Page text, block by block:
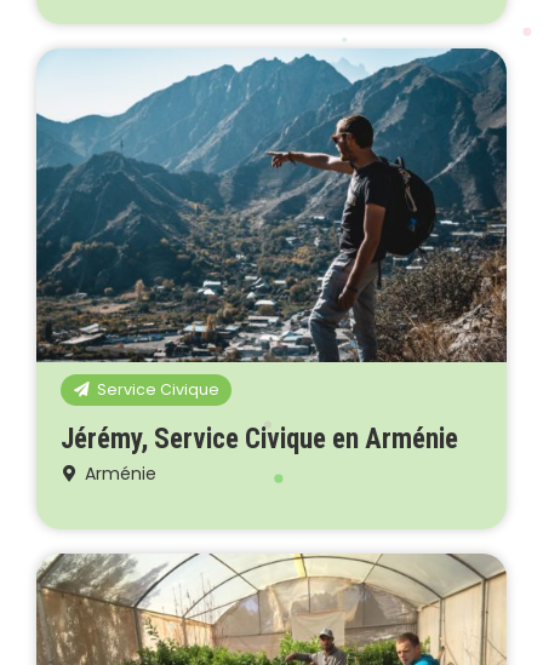
Service Civique
Jérémy, Service Civique en Arménie
Arménie